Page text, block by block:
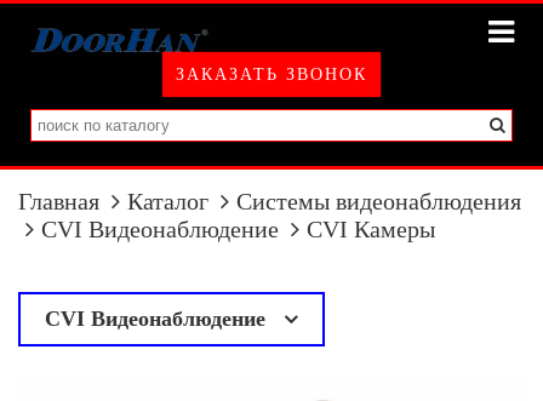
ЗАКАЗАТЬ ЗВОНОК
Главная Каталог
Системы видеонаблюдения
CVI Видеонаблюдение
CVI Камеры
CVI Видеонаблюдение